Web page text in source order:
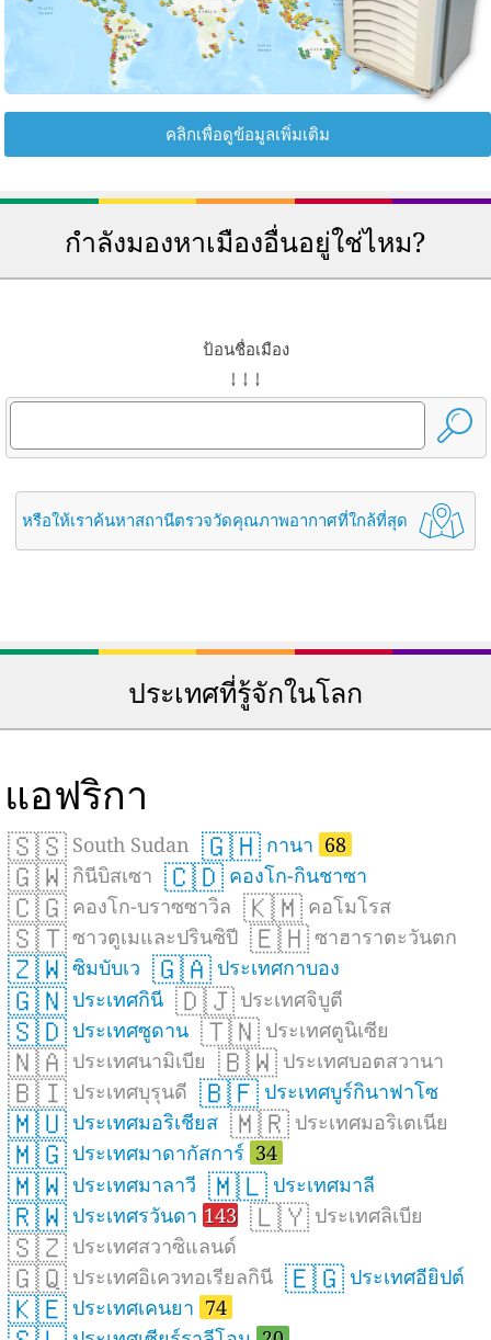
คลิกเพื่อดูข้อมูลเพิ่มเติม
กำลังมองหาเมืองอื่นอยู่ใช่ไหม?
ป้อนชื่อเมือง
↓ ↓ ↓
หรือให้เราค้นหาสถานีตรวจวัดคุณภาพอากาศที่ใกล้ที่สุด
ประเทศที่รู้จักในโลก
แอฟริกา
🇸🇸 South Sudan 🇬🇭 กานา 68
🇬🇼 กินีบิสเซา 🇨🇩 คองโก-กินชาซา
🇨🇬 คองโก-บราซซาวิล 🇰🇲 คอโมโรส
🇸🇹 ซาวตูเมและปรินซิปี 🇪🇭 ซาฮาราตะวันตก
🇿🇼 ซิมบับเว 🇬🇦 ประเทศกาบอง
🇬🇳 ประเทศกินี 🇩🇯 ประเทศจิบูตี
🇸🇩 ประเทศซูดาน 🇹🇳 ประเทศตูนิเซีย
🇳🇦 ประเทศนามิเบีย 🇧🇼 ประเทศบอตสวานา
🇧🇮 ประเทศบุรุนดี 🇧🇫 ประเทศบูร์กินาฟาโซ
🇲🇺 ประเทศมอริเชียส 🇲🇷 ประเทศมอริเตเนีย
🇲🇬 ประเทศมาดากัสการ์ 34
🇲🇼 ประเทศมาลาวี 🇲🇱 ประเทศมาลี
🇷🇼 ประเทศรวันดา 143 🇱🇾 ประเทศลิเบีย
🇸🇿 ประเทศสวาซิแลนด์
🇬🇶 ประเทศอิเควทอเรียลกินี 🇪🇬 ประเทศอียิปต์
🇰🇪 ประเทศเคนยา 74